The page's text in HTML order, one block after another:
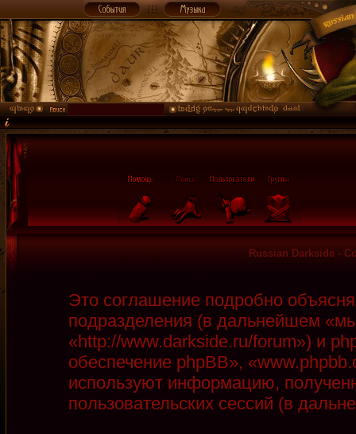
Russian Darkside -
Это соглашение подробно
подразделения (в дальнейшем
«http://www.darkside.ru/forum») и
обеспечение phpBB»,
используют информацию,
пользовательских сессий (в